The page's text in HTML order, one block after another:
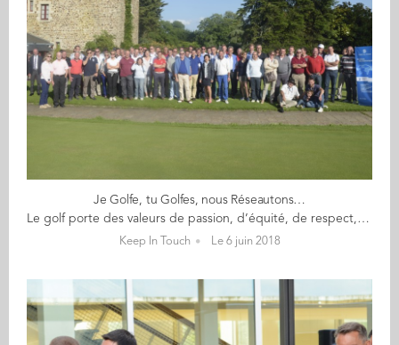
Je Golfe, tu Golfes, nous Réseautons…
Le golf porte des valeurs de passion, d’équité, de respect, de persévérance, d’humilité, mais aussi de plaisir, toujours dans des environnements de nature remarquable. Fondateur du club Golf Audencia Alumni, Gérard Crepel (GE 79) précise que « cette communauté permet de réunir, depuis 12 ans, des alumni passionnés, des cadres et entrepreneurs du monde de l’entreprise. Une occasion de développer son réseau, de partager en toute convivialité avec les dirigeants de la région Ouest et de Paris ». Michael Thoby (exec MBA 13), président d’Emotic, prend cette année le relai de cette animation et organise le Trophée Golf Audencia 2018 le 29 juin prochain : « Cette année, l’Ile d’Or présente un parcours remarquable sur la Loire pour nous accueillir, à 30 minutes de Nantes. On peut y découvrir ses frênes centenaires et son dessin de Michel Gayon. Des paysages exceptionnels ! » Rendez-vous ce 29 juin à 12h30 sur place pour ce moment de convivialité ! 12h30 pour un parcours (formule de jeu ludique en Scramble à 3) 17h pour une initiation 19h pour le cocktail réseau (offert par Audencia Alumni – places limitées) >> Inscriptions obligatoires : pour les golfeurs (initiation ou parcours) / pour le cocktail réseau <<
Keep In Touch Le 6 juin 2018